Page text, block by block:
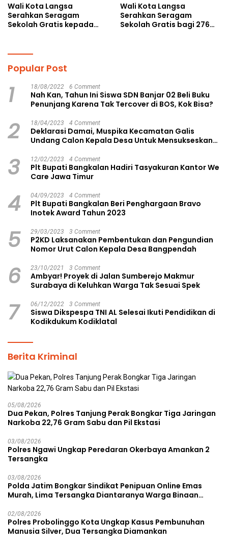
Wali Kota Langsa
Serahkan Seragam
Sekolah Gratis kepada
Wali Kota Langsa
Serahkan Seragam
Sekolah Gratis bagi 276
Popular Post
1 18/08/2022 6 Comment
Nah Kan, Tahun Ini Siswa SDN Banjar 02 Beli Buku
Penunjang Karena Tak Tercover di BOS, Kok Bisa?
2 18/04/2023 4 Comment
Deklarasi Damai, Muspika Kecamatan Galis
Undang Calon Kepala Desa Untuk Mensukseskan
3 12/02/2023 4 Comment
Plt Bupati Bangkalan Hadiri Tasyakuran Kantor We
Care Jawa Timur
4 04/09/2023 4 Comment
Plt Bupati Bangkalan Beri Penghargaan Bravo
Inotek Award Tahun 2023
5 29/03/2023 3 Comment
P2KD Laksanakan Pembentukan dan Pengundian
Nomor Urut Calon Kepala Desa Bangpendah
6 23/10/2021 3 Comment
Ambyar! Proyek di Jalan Sumberejo Makmur
Surabaya di Keluhkan Warga Tak Sesuai Spek
7 06/12/2022 3 Comment
Siswa Dikspespa TNI AL Selesai Ikuti Pendidikan di
Kodikdukum Kodiklatal
Berita Kriminal
05/08/2026
Dua Pekan, Polres Tanjung Perak Bongkar Tiga Jaringan
Narkoba 22,76 Gram Sabu dan Pil Ekstasi
03/08/2026
Polres Ngawi Ungkap Peredaran Okerbaya Amankan 2
Tersangka
03/08/2026
Polda Jatim Bongkar Sindikat Penipuan Online Emas
Murah, Lima Tersangka Diantaranya Warga Binaan
02/08/2026
Polres Probolinggo Kota Ungkap Kasus Pembunuhan
Manusia Silver, Dua Tersangka Diamankan